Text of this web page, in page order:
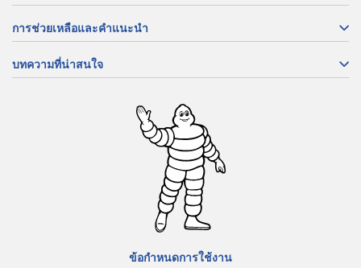
การช่วยเหลือและคำแนะนำ
บทความที่น่าสนใจ
ข้อกำหนดการใช้งาน